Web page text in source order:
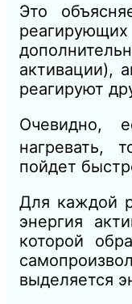
Это
активации),
реагируют
Очевидно,
нагревать,
пойдет
Для каждой
энергия
которой
выделяется